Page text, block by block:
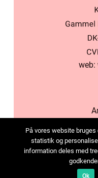
web:
På vores website
statistik og
information deles med
Ok